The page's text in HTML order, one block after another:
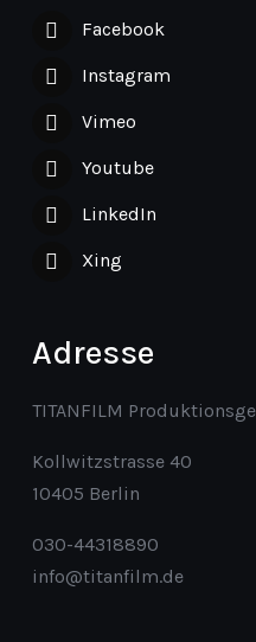
Facebook
Instagram
Vimeo
Youtube
LinkedIn
Xing
Adresse
TITANFILM
Kollwitzstrasse 40
10405 Berlin
030-44318890
info@titanfilm.de